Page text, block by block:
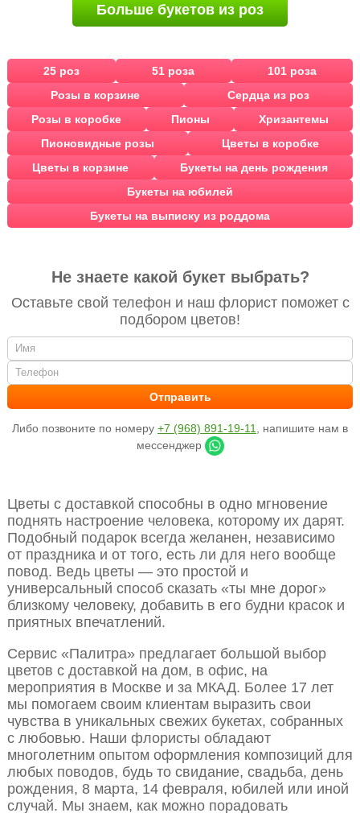
Больше букетов из роз
25 роз 51 роза
101 роза
Розы в корзине
Сердца из роз
Розы в коробке
Пионы
Хризантемы
Пионовидные розы
Цветы в коробке
Цветы в корзине
Букеты на день рождения
Букеты на юбилей
Букеты на выписку из роддома
Не знаете какой букет выбрать?
Оставьте свой телефон и наш флорист поможет с
подбором цветов!
Либо позвоните по номеру +7 (968) 891-19-11
, напишите нам в
мессенджер
Цветы с доставкой способны в одно мгновение
поднять настроение человека, которому их дарят.
Подобный подарок всегда желанен, независимо
от праздника и от того, есть ли для него вообще
повод. Ведь цветы — это простой и
универсальный способ сказать «ты мне дорог»
близкому человеку, добавить в его будни красок и
приятных впечатлений.
Сервис «Палитра» предлагает большой выбор
цветов с доставкой на дом, в офис, на
мероприятия в Москве и за МКАД. Более 17 лет
мы помогаем своим клиентам выразить свои
чувства в уникальных свежих букетах, собранных
с любовью. Наши флористы обладают
многолетним опытом оформления композиций для
любых поводов, будь то свидание, свадьба, день
рождения, 8 марта, 14 февраля, юбилей или иной
случай. Мы знаем, как можно порадовать